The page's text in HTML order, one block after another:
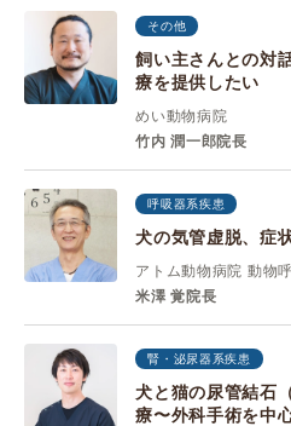
その他
飼い主さんとの対
療を提供したい
めい動物病院
竹内 潤一郎院長
呼吸器系疾患
犬の気管虚脱、症
アトム動物病院 動物
米澤 覚院長
腎・泌尿器系疾患
犬と猫の尿管結石
療〜外科手術を中